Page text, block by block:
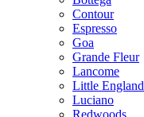
Contour
Espresso
Goa
Grande Fleur
Lancome
Little England
Luciano
Redwoods